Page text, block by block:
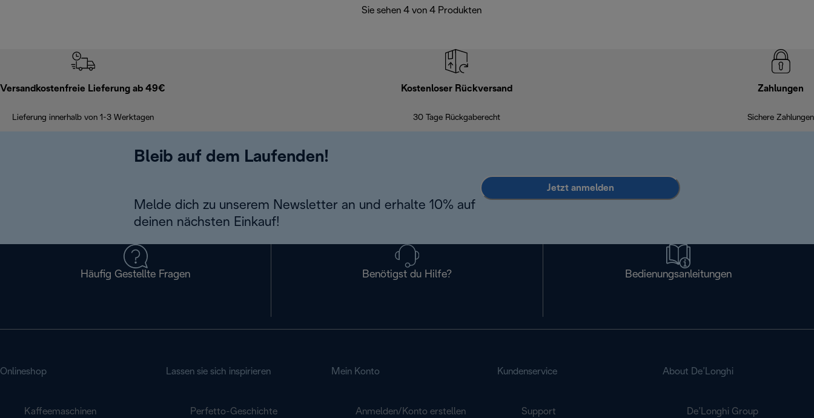
Sie sehen 4 von 4 Produkten
Versandkostenfreie Lieferung ab 49€
Lieferung innerhalb von 1-3 Werktagen
Kostenloser Rückversand
30 Tage Rückgaberecht
Zahlungen
Sichere Zahlungen
Bleib auf dem Laufenden!
Melde dich zu unserem Newsletter an und erhalte 10% auf
deinen nächsten Einkauf!
Jetzt anmelden
Häufig Gestellte Fragen Benötigst du Hilfe? Bedienungsanleitungen
Onlineshop
Kaffeemaschinen
Lassen sie sich inspirieren
Perfetto-Geschichte
Mein Konto
Anmelden/Konto erstellen
Kundenservice
Support
About De’Longhi
De’Longhi Group